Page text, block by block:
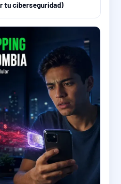
tu ciberseguridad)